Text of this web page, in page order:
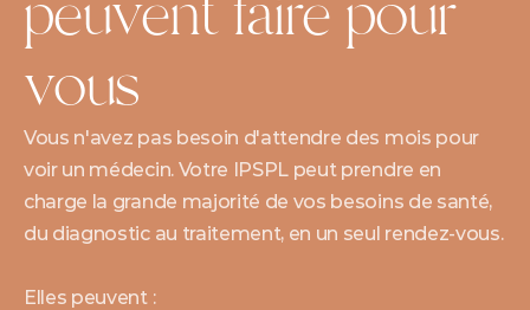
vous
Vous n'avez pas besoin d'attendre des mois pour
voir un médecin. Votre IPSPL peut prendre en
charge la grande majorité de vos besoins de santé,
du diagnostic au traitement, en un seul rendez-vous.
Elles peuvent :